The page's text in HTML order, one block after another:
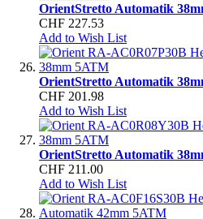
OrientStretto Automatik
CHF 227.53
Add to Wish List
OrientStretto Automatik
CHF 201.98
Add to Wish List
OrientStretto Automatik
CHF 211.00
Add to Wish List